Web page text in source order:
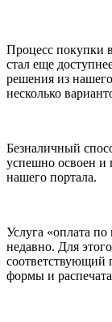
Процесс покупки
стал еще
решения из нашего
несколько
Безналичный
успешно освоен и
нашего портала.
Услуга «оплата
недавно. Для
соответствующий
формы и